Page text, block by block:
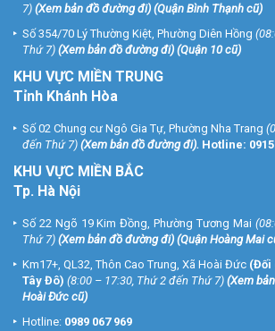
7) (Xem bản đồ đường đi) (Quận Bình Thạnh cũ)
Số 354/70 Lý Thường Kiệt, Phường Diên Hồng
Thứ 7) (Xem bản đồ đường đi) (Quận 10 cũ)
KHU VỰC MIỀN TRUNG
Tỉnh Khánh Hòa
Số 02 Chung cư Ngô Gia Tự, Phường Nha Trang
đến Thứ 7) (Xem bản đồ đường đi). Hotline:
KHU VỰC MIỀN BẮC
Tp. Hà Nội
Số 22 Ngõ 19 Kim Đồng, Phường Tương Mai
Thứ 7) (Xem bản đồ đường đi) (Quận Hoàng Mai
Km17+, QL32, Thôn Cao Trung, Xã Hoài Đức (Đối
Tây Đô) (8:00 – 17:30, Thứ 2 đến Thứ 7) (Xem
Hoài Đức cũ)
Hotline: 0989 067 969